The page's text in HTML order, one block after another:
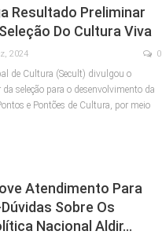
Resultado Preliminar
Do Cultura Viva
2024 0
de Cultura (Secult) divulgou o
seleção para o desenvolvimento da
e Pontões de Cultura, por meio
Atendimento Para
Sobre Os
Nacional Aldir…